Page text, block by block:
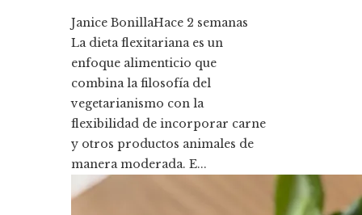
Janice BonillaHace 2 semanas
La dieta flexitariana es un
enfoque alimenticio que
combina la filosofía del
vegetarianismo con la
flexibilidad de incorporar carne
y otros productos animales de
manera moderada. E...